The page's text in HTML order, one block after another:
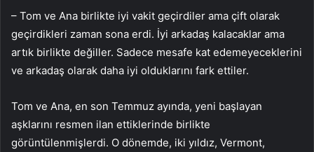
– Tom ve Ana birlikte iyi vakit geçirdiler ama çift olarak
geçirdikleri zaman sona erdi. İyi arkadaş kalacaklar ama
artık birlikte değiller. Sadece mesafe kat edemeyeceklerini
ve arkadaş olarak daha iyi olduklarını fark ettiler.
Tom ve Ana, en son Temmuz ayında, yeni başlayan
aşklarını resmen ilan ettiklerinde birlikte
görüntülenmişlerdi. O dönemde, iki yıldız, Vermont,